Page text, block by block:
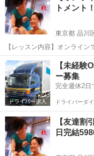
トメント
東京都 品川
【レッスン内容】オンライ
OKです！ヨガマット等を床
スンは学科と実技を行い、体
そのまま行います。お客様へ
東京 品川区 整体
【未経験
ー募集
完全週休2日
ドライバーダ
【友達割
日完結